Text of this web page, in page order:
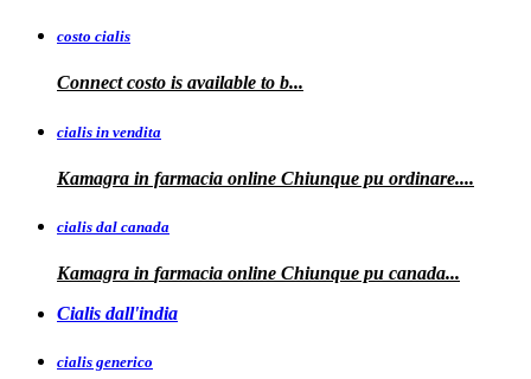
costo cialis
Connectcosto is available to b...
cialis in vendita
Kamagra in farmacia online Chiunque pu ordinare....
cialis dal canada
Kamagra in farmacia online Chiunque pu canada...
Cialis dall'india
cialis generico